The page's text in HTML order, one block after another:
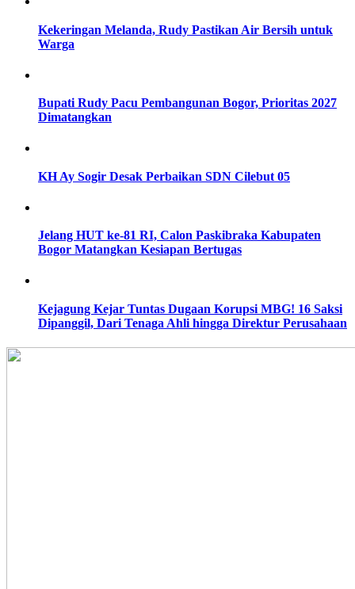
Kekeringan Melanda, Rudy Pastikan Air Bersih untuk
Warga
Bupati Rudy Pacu Pembangunan Bogor, Prioritas 2027
Dimatangkan
KH Ay Sogir Desak Perbaikan SDN Cilebut 05
Jelang HUT ke-81 RI, Calon Paskibraka Kabupaten
Bogor Matangkan Kesiapan Bertugas
Kejagung Kejar Tuntas Dugaan Korupsi MBG! 16 Saksi
Dipanggil, Dari Tenaga Ahli hingga Direktur Perusahaan